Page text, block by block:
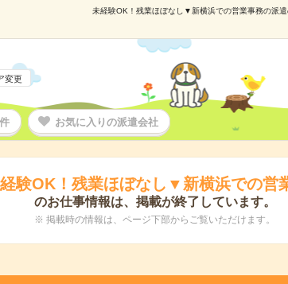
未経験OK！残業ほぼなし▼新横浜での営業事務の派
変更
お気に入りの派遣会社
験OK！残業ほぼなし▼新横浜での営
のお仕事情報は、掲載が終了しています。
※ 掲載時の情報は、ページ下部からご覧いただけます。